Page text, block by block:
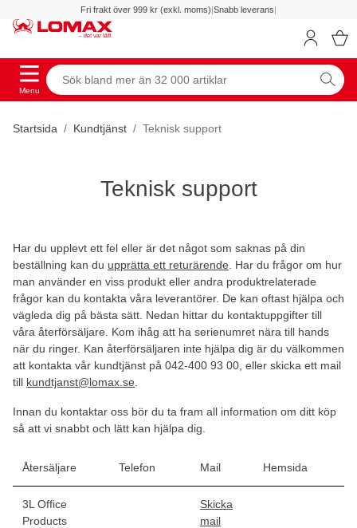
Fri frakt över 999 kr (exkl. moms)|Snabb leverans|
Menu
Startsida Kundtjänst Teknisk support
Teknisk support
Har du upplevt ett fel eller är det något som saknas på din
beställning kan du upprätta ett returärende . Har du frågor om hur
man använder en viss produkt eller andra produktrelaterade
frågor kan du kontakta våra leverantörer. De kan oftast hjälpa och
vägleda dig på bästa sätt. Nedan hittar du kontaktuppgifter till
våra återförsäljare. Kom ihåg att ha serienumret nära till hands
när du ringer. Kan återförsäljaren inte hjälpa dig är du välkommen
att kontakta vår kundtjänst på 042-400 93 00, eller skicka ett mail
till kundtjanst@lomax.se
Innan du kontaktar oss bör du ta fram all information om ditt köp
så att vi snabbt och lätt kan hjälpa dig.
Återsäljare Telefon Mail Hemsida
3L Office
Products
Skicka
mail